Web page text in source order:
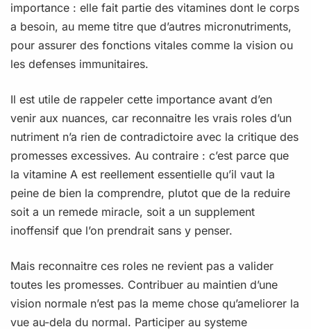
importance : elle fait partie des vitamines dont le corps
a besoin, au meme titre que d’autres micronutriments,
pour assurer des fonctions vitales comme la vision ou
les defenses immunitaires.
Il est utile de rappeler cette importance avant d’en
venir aux nuances, car reconnaitre les vrais roles d’un
nutriment n’a rien de contradictoire avec la critique des
promesses excessives. Au contraire : c’est parce que
la vitamine A est reellement essentielle qu’il vaut la
peine de bien la comprendre, plutot que de la reduire
soit a un remede miracle, soit a un supplement
inoffensif que l’on prendrait sans y penser.
Mais reconnaitre ces roles ne revient pas a valider
toutes les promesses. Contribuer au maintien d’une
vision normale n’est pas la meme chose qu’ameliorer la
vue au-dela du normal. Participer au systeme